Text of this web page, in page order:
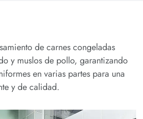
de carnes congeladas
y muslos de pollo, garantizando
en varias partes para una
y de calidad.